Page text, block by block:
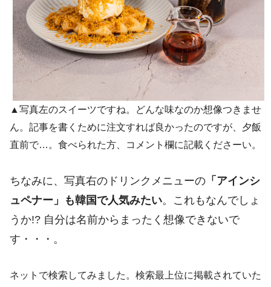
▲写真左のスイーツですね。どんな味なのか想像つきませ
ん。記事を書くために注文すれば良かったのですが、夕飯
直前で…。食べられた方、コメント欄に記載くださーい。
ちなみに、写真右のドリンクメニューの 「アインシ
ュペナー」も韓国で人気みたい。これもなんでしょ
うか!? 自分は名前からまったく想像できないで
す・・・。
ネットで検索してみました。検索最上位に掲載されていた